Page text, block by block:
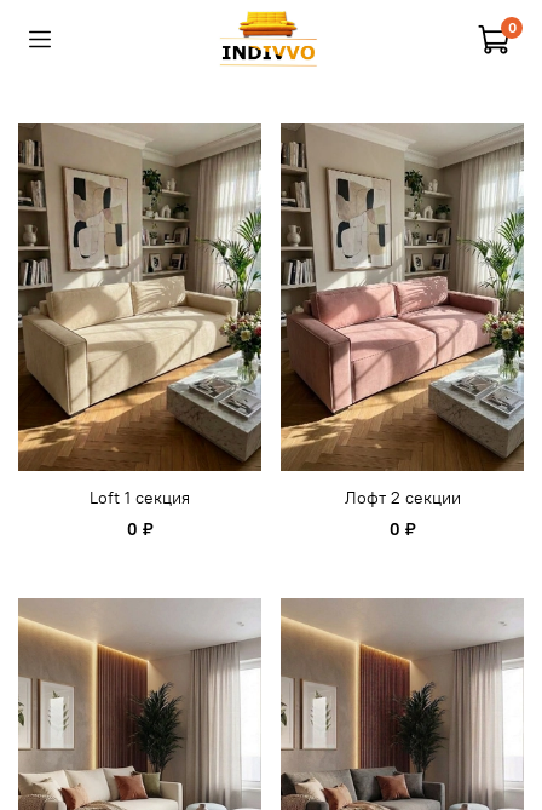
0
Loft 1 секция
0 ₽
Лофт 2 секции
0 ₽